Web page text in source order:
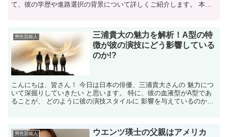
て、彼の学歴や進路選択の背景について詳しくご紹介します。​ 本田
男性芸能人
三浦貴大の魅力を解析！A型の特
徴が彼の演技にどう影響している
のか!?
こんにちは、皆さん！ 今日は日本の俳優、三浦貴大さんの 魅力につ
いて深掘りしていきたい と思います。 特に、彼の血液型がA型であ
ることが、 どのように彼の演技スタイルに 影響を与えているのかを
男性芸能人
ウエンツ瑛士の父親はアメリカ